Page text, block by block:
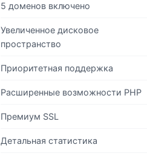
5 доменов включено
Увеличенное дисковое
пространство
Приоритетная поддержка
Расширенные возможности PHP
Премиум SSL
Детальная статистика